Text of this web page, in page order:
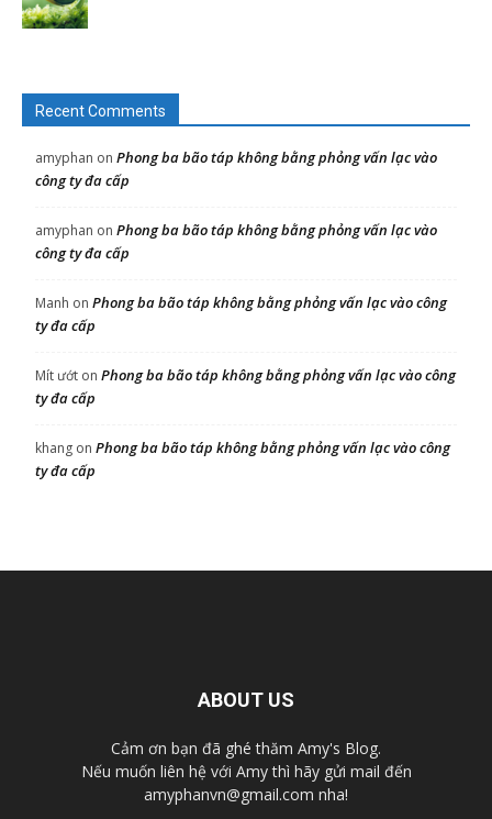
Recent Comments
amyphan on Phong ba bão táp không bằng phỏng vấn lạc vào
công ty đa cấp
amyphan on Phong ba bão táp không bằng phỏng vấn lạc vào
công ty đa cấp
Manh on Phong ba bão táp không bằng phỏng vấn lạc vào công
ty đa cấp
Mít ướt on Phong ba bão táp không bằng phỏng vấn lạc vào công
ty đa cấp
khang on Phong ba bão táp không bằng phỏng vấn lạc vào công
ty đa cấp
ABOUT US
Cảm ơn bạn đã ghé thăm Amy's Blog.
Nếu muốn liên hệ với Amy thì hãy gửi mail đến
amyphanvn@gmail.com nha!